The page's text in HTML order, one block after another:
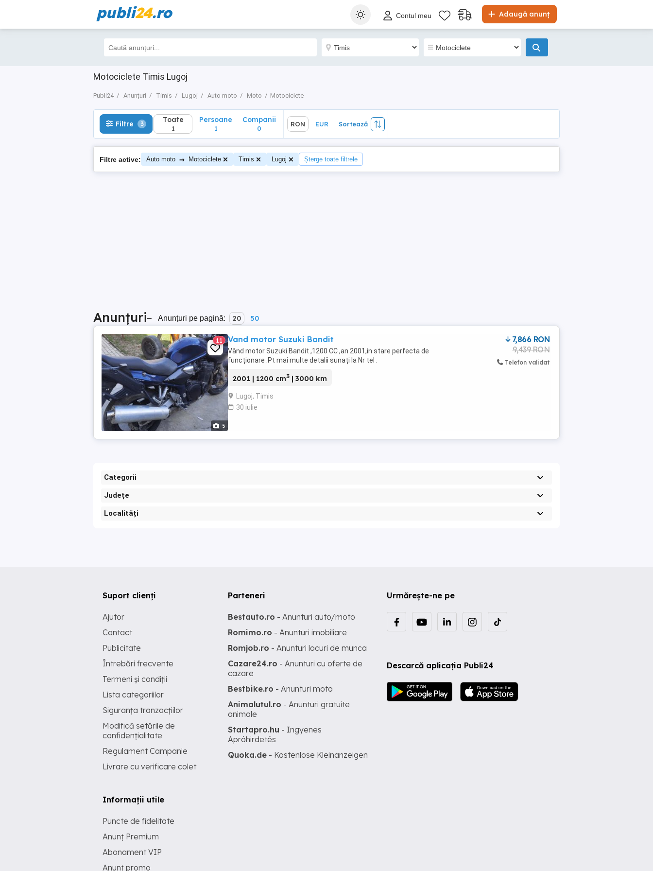
publi24.ro Adaugă anunț
Contul meu
Motociclete Timis Lugoj
Publi24 Anunțuri Timis Lugoj Auto moto Moto Motociclete
Filtre 3 Toate
1
Sortează
Filtre 3 Toate
1
Persoane
1
Companii
0
RON EUR Sortează
Filtre active: Auto moto → Motociclete Timis Lugoj Șterge toate filtrele
Anunțuri– Anunțuri pe pagină: 20 50
5
11 Vand motor Suzuki Bandit
Vând motor Suzuki Bandit ,1200 CC ,an 2001,in stare perfecta de
funcționare .Pt mai multe detalii sunați la Nr tel .
2001 | 1200 cm3 | 3000 km
Lugoj, Timis
30 iulie
7,866 RON
9,439 RON
Telefon validat
Categorii
Județe
Localități
Urmărește-ne pe
Descarcă aplicația Publi24
Suport clienți
Ajutor
Contact
Publicitate
Întrebări frecvente
Termeni și condiții
Lista categoriilor
Siguranța tranzacțiilor
Modifică setările de
confidențialitate
Regulament Campanie
Livrare cu verificare colet
Informații utile
Puncte de fidelitate
Anunț Premium
Abonament VIP
Anunț promo
Parteneri
Bestauto.ro - Anunturi auto/moto
Romimo.ro - Anunturi imobiliare
Romjob.ro - Anunturi locuri de munca
Cazare24.ro - Anunturi cu oferte de
cazare
Bestbike.ro - Anunturi moto
Animalutul.ro - Anunturi gratuite
animale
Startapro.hu - Ingyenes
Apróhirdetés
Quoka.de - Kostenlose Kleinanzeigen